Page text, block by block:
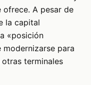
ofrece. A pesar de
la capital
«posición
para
terminales